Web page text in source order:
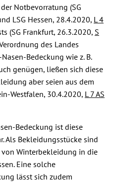
Notbevorratung (SG
LSG Hessen, 28.4.2020, L 4
(SG Frankfurt, 26.3.2020, S
des Landes
Bedeckung wie z. B.
genügen, ließen sich diese
aber seien aus dem
Westfalen, 30.4.2020, L 7 AS
Bedeckung ist diese
Als Bekleidungsstücke sind
Winterbekleidung in die
Eine solche
lässt sich zudem